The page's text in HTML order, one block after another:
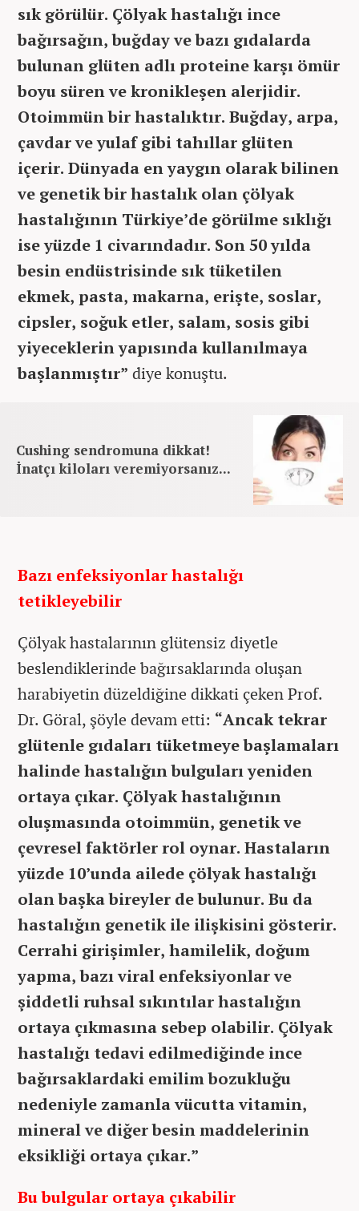
sık görülür. Çölyak hastalığı ince
bağırsağın, buğday ve bazı gıdalarda
bulunan glüten adlı proteine karşı ömür
boyu süren ve kronikleşen alerjidir.
Otoimmün bir hastalıktır. Buğday, arpa,
çavdar ve yulaf gibi tahıllar glüten
içerir. Dünyada en yaygın olarak bilinen
ve genetik bir hastalık olan çölyak
hastalığının Türkiye’de görülme sıklığı
ise yüzde 1 civarındadır. Son 50 yılda
besin endüstrisinde sık tüketilen
ekmek, pasta, makarna, erişte, soslar,
cipsler, soğuk etler, salam, sosis gibi
yiyeceklerin yapısında kullanılmaya
başlanmıştır” diye konuştu.
Cushing sendromuna dikkat!
İnatçı kiloları veremiyorsanız...
Bazı enfeksiyonlar hastalığı
tetikleyebilir
Çölyak hastalarının glütensiz diyetle
beslendiklerinde bağırsaklarında oluşan
harabiyetin düzeldiğine dikkati çeken Prof.
Dr. Göral, şöyle devam etti: “Ancak tekrar
glütenle gıdaları tüketmeye başlamaları
halinde hastalığın bulguları yeniden
ortaya çıkar. Çölyak hastalığının
oluşmasında otoimmün, genetik ve
çevresel faktörler rol oynar. Hastaların
yüzde 10’unda ailede çölyak hastalığı
olan başka bireyler de bulunur. Bu da
hastalığın genetik ile ilişkisini gösterir.
Cerrahi girişimler, hamilelik, doğum
yapma, bazı viral enfeksiyonlar ve
şiddetli ruhsal sıkıntılar hastalığın
ortaya çıkmasına sebep olabilir. Çölyak
hastalığı tedavi edilmediğinde ince
bağırsaklardaki emilim bozukluğu
nedeniyle zamanla vücutta vitamin,
mineral ve diğer besin maddelerinin
eksikliği ortaya çıkar.”
Bu bulgular ortaya çıkabilir